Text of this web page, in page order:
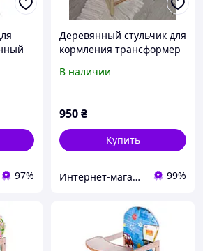
97%
Деревянный стульчик для
кормления трансформер
В наличии
950₴
Купить
Интернет-магазин детских товаров "Gorod Detstva" 99%